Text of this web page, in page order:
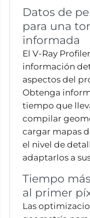
Datos de
para una
informada
El V-Ray
información
aspectos del
Obtenga
tiempo que
compilar
cargar mapas
el nivel de
adaptarlos a
Tiempo
al primer
Las